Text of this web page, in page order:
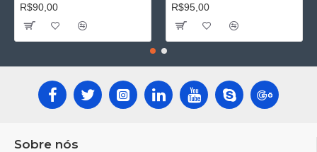
R$90,00
R$95,00
Sobre nós